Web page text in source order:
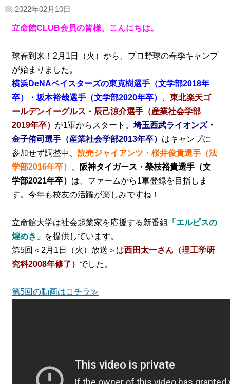
2022年02月10日
立命館CLUB会員の皆様、こんにちは。
球春到来！2月1日（火）から、プロ野球の春季キャンプ
が始まりました。
横浜DeNAベイスターズの東克樹選手（文学部2018年
卒）・坂本裕哉選手（文学部2020年卒）
、 東北楽天ゴ
ールデンイーグルス・辰己涼介選手（産業社会学部
2019年卒） が1軍からスタート。 埼玉西武ライオンズ・
金子侑司選手（産業社会学部2013年卒） はキャンプに
参加せず調整中、 読売ジャイアンツ・桜井俊貴選手（法
学部2016年卒）
、
阪神タイガース・榮枝裕貴選手（文
学部2021年卒） は、ファームから1軍登録を目指しま
す。今年も校友の活躍が楽しみですね！
立命館大学は社会起業家を応援する新番組
「エルピスの
煌めき」 を提供しています。
第5回＜2月1日（火）放送＞は西田太一さん（理工学研
究科2008年修了） でした。
第5回の動画はコチラ≫